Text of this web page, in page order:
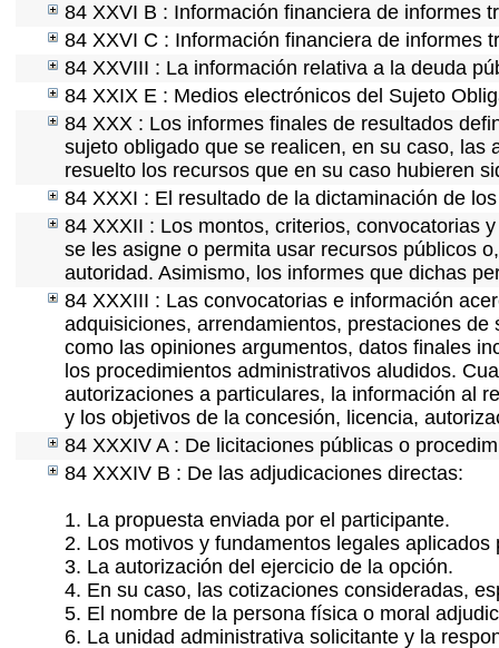
84 XXVI B : Información financiera de informes
84 XXVI C : Información financiera de informes
84 XXVIII : La información relativa a la deuda
84 XXIX E : Medios electrónicos del Sujeto
84 XXX : Los informes finales de resultados
sujeto obligado que se realicen, en su caso,
resuelto los recursos que en su caso hubieren
84 XXXI : El resultado de la dictaminación de
84 XXXII : Los montos, criterios, convocatorias
se les asigne o permita usar recursos públicos
autoridad. Asimismo, los informes que dichas
84 XXXIII : Las convocatorias e información
adquisiciones, arrendamientos, prestaciones
como las opiniones argumentos, datos finales
los procedimientos administrativos aludidos.
autorizaciones a particulares, la información al
y los objetivos de la concesión, licencia,
84 XXXIV A : De licitaciones públicas o
84 XXXIV B : De las adjudicaciones directas:
1. La propuesta enviada por el participante.
2. Los motivos y fundamentos legales aplicados
3. La autorización del ejercicio de la opción.
4. En su caso, las cotizaciones consideradas,
5. El nombre de la persona física o moral
6. La unidad administrativa solicitante y la